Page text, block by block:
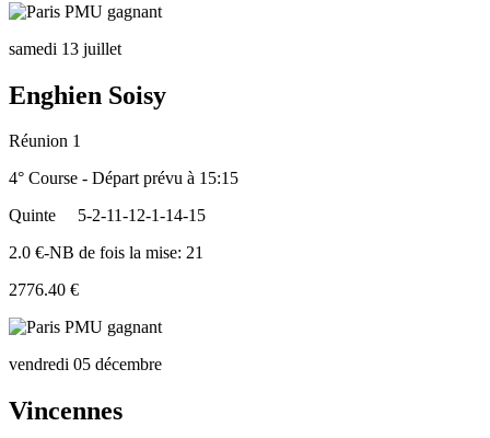
samedi 13 juillet
Enghien Soisy
Réunion 1
4° Course - Départ prévu à 15:15
Quinte
5-2-11-12-1-14-15
2.0 €-NB de fois la mise: 21
2776.40 €
vendredi 05 décembre
Vincennes